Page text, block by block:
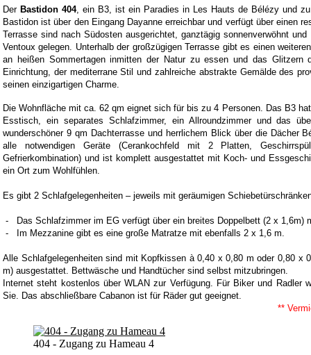
Der Bastidon 404, ein B3, ist ein Paradies in Les Hauts de Bélézy und
Bastidon ist über den Eingang Dayanne erreichbar und verfügt über einen
Terrasse sind nach Südosten ausgerichtet, ganztägig sonnenverwöhnt
Ventoux gelegen. Unterhalb der großzügigen Terrasse gibt es einen
an heißen Sommertagen inmitten der Natur zu essen und das
Einrichtung, der mediterrane Stil und zahlreiche abstrakte Gemälde des
seinen einzigartigen Charme.
Die Wohnfläche mit ca. 62 qm eignet sich für bis zu 4 Personen. Das B3
Esstisch, ein separates Schlafzimmer, ein Allroundzimmer und das
wunderschöner 9 qm Dachterrasse und herrlichem Blick über die Dächer
alle notwendigen Geräte (Cerankochfeld mit 2 Platten,
Gefrierkombination) und ist komplett ausgestattet mit Koch- und
ein Ort zum Wohlfühlen.
Es gibt 2 Schlafgelegenheiten – jeweils mit geräumigen
- Das Schlafzimmer im EG verfügt über ein breites Doppelbett (2 x 1,6m)
- Im Mezzanine gibt es eine große Matratze mit ebenfalls 2 x 1,6 m.
Alle Schlafgelegenheiten sind mit Kopfkissen à 0,40 x 0,80 m oder 0,80 x
m) ausgestattet. Bettwäsche und Handtücher sind selbst mitzubringen.
Internet steht kostenlos über WLAN zur Verfügung. Für Biker und Radler
Sie. Das abschließbare Cabanon ist für Räder gut geeignet.
**
404 - Zugang zu Hameau 4